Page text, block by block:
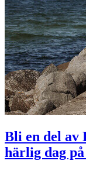
Bli en del av
härlig dag